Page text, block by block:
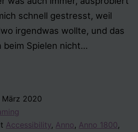
schnell gestresst, weil
irgendwas wollte, und das
beim Spielen nicht…
März 2020
Accessibility, Anno, Anno 1800,